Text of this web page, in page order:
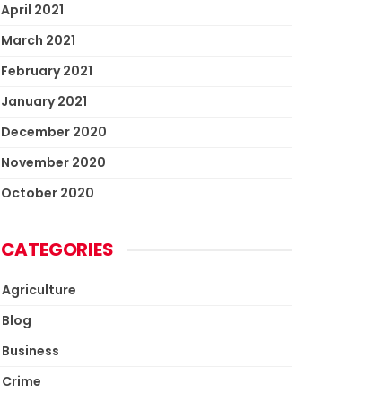
April 2021
March 2021
February 2021
January 2021
December 2020
November 2020
October 2020
CATEGORIES
Agriculture
Blog
Business
Crime